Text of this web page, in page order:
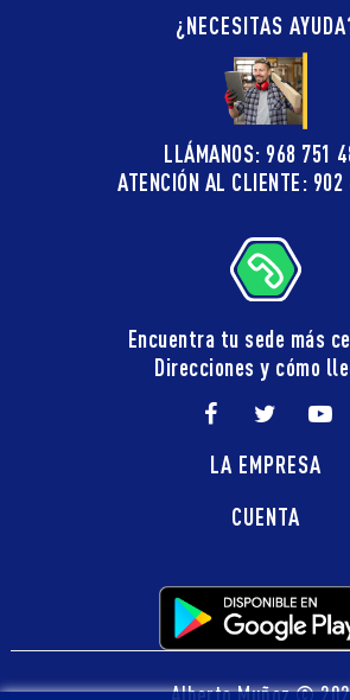
¿NECESITAS
LLÁMANOS: 968 751
ATENCIÓN AL CLIENTE:
Encuentra tu sede más
Direcciones y cómo
LA EMPRESA
CUENTA
Alberto Muñoz ©